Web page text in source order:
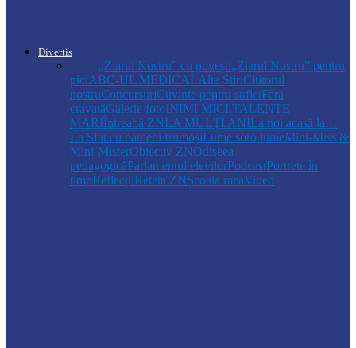
Divertis
,,Ziarul Nostru” cu povești„Ziarul Nostru” pentru
piciABC-UL MEDICALAlte ȘtiriCititorul
nostruConcursuriCuvinte pentru sufletFără
cravatăGalerie fotoINIMI MICI,TALENTE
MARIÎntreabă ZNLA MULŢI ANILa noi acasă la…
La Sfat cu oameni frumoșiLume soro lumeMini-Miss &
Mini-MisterObiectiv ZNOdiseea
pedagogicăParlamentul elevilorPodcastPortrete în
timpReflecțiiReteta ZNȘcoala meaVideo